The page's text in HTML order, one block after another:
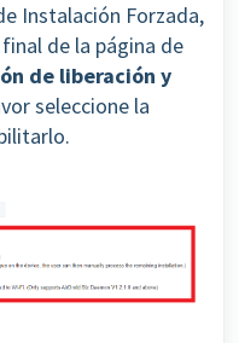
Instalación Forzada,
de la página de
de liberación y
seleccione la